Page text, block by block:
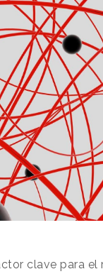
clave para